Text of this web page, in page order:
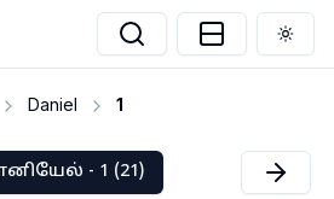
Daniel 1
- 1 (21)